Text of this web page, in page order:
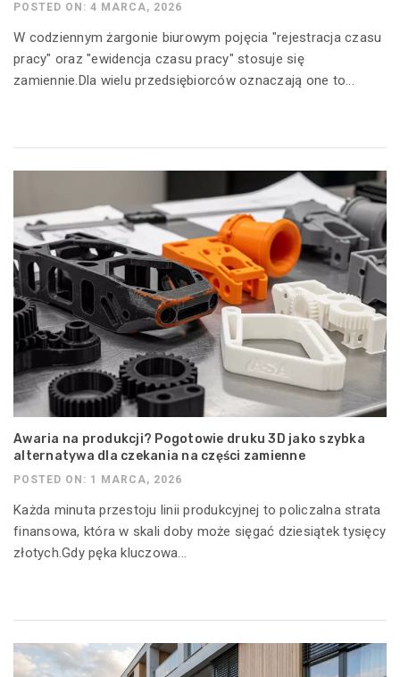
POSTED ON: 4 MARCA, 2026
W codziennym żargonie biurowym pojęcia "rejestracja czasu
pracy" oraz "ewidencja czasu pracy" stosuje się
zamiennie.Dla wielu przedsiębiorców oznaczają one to...
Awaria na produkcji? Pogotowie druku 3D jako szybka
alternatywa dla czekania na części zamienne
POSTED ON: 1 MARCA, 2026
Każda minuta przestoju linii produkcyjnej to policzalna strata
finansowa, która w skali doby może sięgać dziesiątek tysięcy
złotych.Gdy pęka kluczowa...